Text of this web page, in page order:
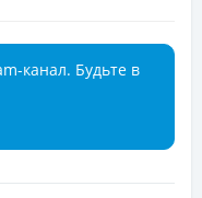
канал. Будьте в